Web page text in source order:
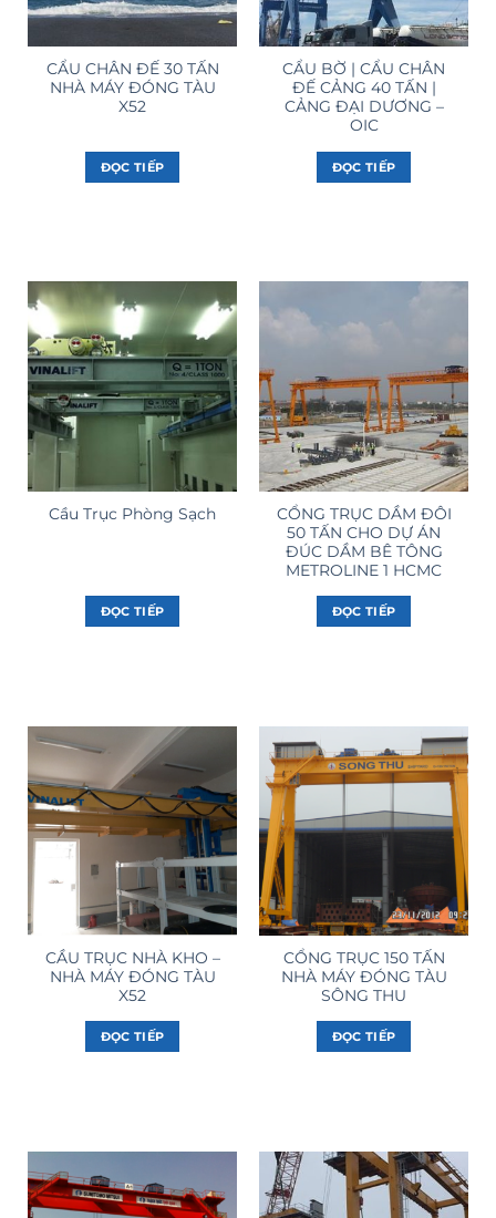
CẨU CHÂN ĐẾ 30 TẤN
NHÀ MÁY ĐÓNG TÀU
X52
ĐỌC TIẾP
CẨU BỜ | CẨU CHÂN
ĐẾ CẢNG 40 TẤN |
CẢNG ĐẠI DƯƠNG –
OIC
ĐỌC TIẾP
Cầu Trục Phòng Sạch
ĐỌC TIẾP
CỔNG TRỤC DẦM ĐÔI
50 TẤN CHO DỰ ÁN
ĐÚC DẦM BÊ TÔNG
METROLINE 1 HCMC
ĐỌC TIẾP
CẦU TRỤC NHÀ KHO –
NHÀ MÁY ĐÓNG TÀU
X52
ĐỌC TIẾP
CỔNG TRỤC 150 TẤN
NHÀ MÁY ĐÓNG TÀU
SÔNG THU
ĐỌC TIẾP